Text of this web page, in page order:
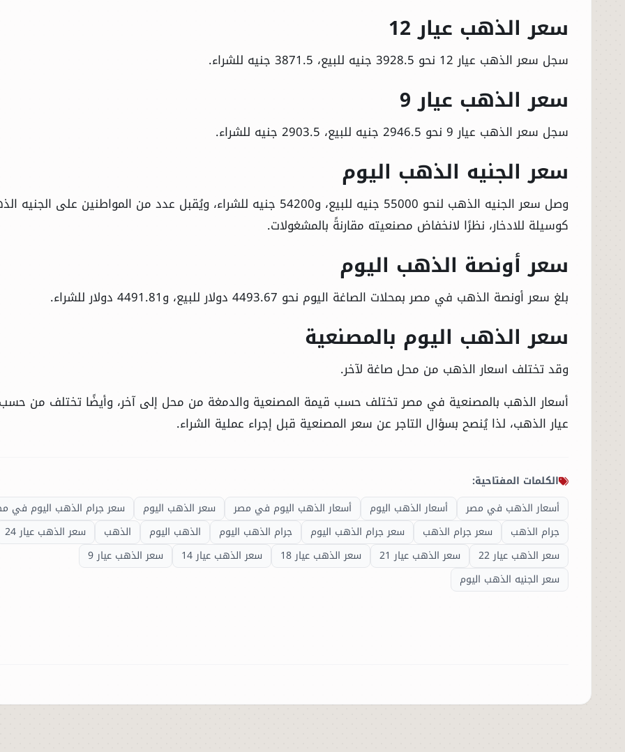
الرئيسية
الأخبار
العالم
الاقتصاد
الصباح الرياضي
الحوادث
الفنون
المنوعات
أسرار السياسة
سعر الذهب عيار 12
سجل سعر الذهب عيار 12 نحو 3928.5 جنيه للبيع، 3871.5 جنيه للشراء.
سعر الذهب عيار 9
سجل سعر الذهب عيار 9 نحو 2946.5 جنيه للبيع، 2903.5 جنيه للشراء.
سعر الجنيه الذهب اليوم
وصل سعر الجنيه الذهب لنحو 55000 جنيه للبيع، و54200 جنيه للشراء، ويُقبل عدد من المواطنين على
كوسيلة للادخار، نظرًا لانخفاض مصنعيته مقارنةً بالمشغولات.
سعر أونصة الذهب اليوم
بلغ سعر أونصة الذهب في مصر بمحلات الصاغة اليوم نحو 4493.67 دولار للبيع، و4491.81 دولار للشراء.
سعر الذهب اليوم بالمصنعية
وقد تختلف اسعار الذهب من محل صاغة لآخر.
أسعار الذهب بالمصنعية في مصر تختلف حسب قيمة المصنعية والدمغة من محل إلى آخر، وأيضًا تختلف من
عيار الذهب، لذا يُنصح بسؤال التاجر عن سعر المصنعية قبل إجراء عملية الشراء.
الكلمات المفتاحية:
أسعار الذهب في مصر
أسعار الذهب اليوم أسعار الذهب اليوم في مصر سعر الذهب اليوم
سعر جرام الذهب اليوم في
جرام الذهب
سعر جرام الذهب سعر جرام الذهب اليوم جرام الذهب اليوم الذهب اليوم الذهب
سعر الذهب عيار 24
سعر الذهب عيار 22
سعر الذهب عيار 21 سعر الذهب عيار 18 سعر الذهب عيار 14
سعر الذهب عيار 9
سعر الجنيه الذهب اليوم